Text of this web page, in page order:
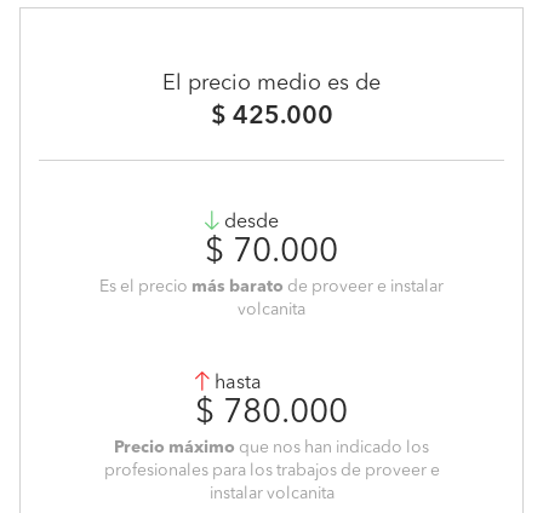
El precio medio es de
$ 425.000
desde
$ 70.000
Es el precio más barato de proveer e instalar
volcanita
hasta
$ 780.000
Precio máximo que nos han indicado los
profesionales para los trabajos de proveer e
instalar volcanita